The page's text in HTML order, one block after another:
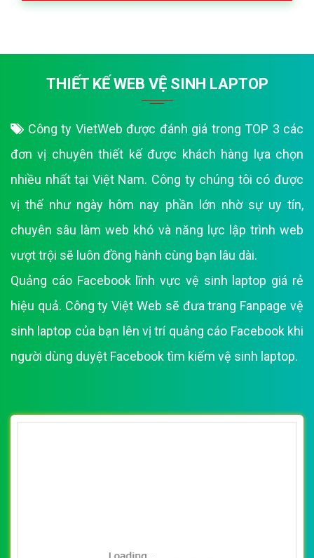
THIẾT KẾ WEB VỆ SINH LAPTOP
Công ty VietWeb được đánh giá trong TOP 3 các
đơn vị chuyên thiết kế được khách hàng lựa chọn
nhiều nhất tại Việt Nam. Công ty chúng tôi có được
vị thế như ngày hôm nay phần lớn nhờ sự uy tín,
chuyên sâu làm web khó và năng lực lập trình web
vượt trội sẽ luôn đồng hành cùng bạn lâu dài.
Quảng cáo Facebook lĩnh vực vệ sinh laptop giá rẻ
hiệu quả. Công ty Việt Web sẽ đưa trang Fanpage vệ
sinh laptop của bạn lên vị trí quảng cáo Facebook khi
người dùng duyệt Facebook tìm kiếm vệ sinh laptop.